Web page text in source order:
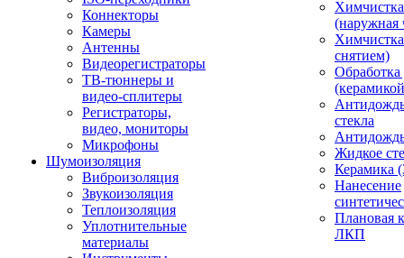
Коннекторы
Камеры
Антенны
Видеорегистраторы
ТВ-тюннеры и
видео-сплитеры
Регистраторы,
видео, мониторы
Микрофоны
Шумоизоляция
Виброизоляция
Звукоизоляция
Теплоизоляция
Уплотнительные
материалы
(наружная
снятием)
Обработка
стекла
Жидкое
Керамика
Нанесение
Плановая
ЛКП